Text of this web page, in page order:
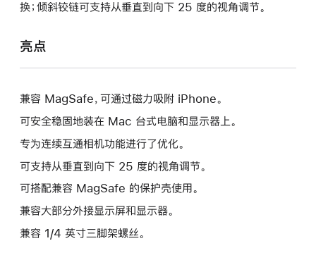
换；倾斜铰链可支持从垂直到向下 25 度的视角调节。
亮点
兼容 MagSafe，可通过磁力吸附 iPhone。
可安全稳固地装在 Mac 台式电脑和显示器上。
专为连续互通相机功能进行了优化。
可支持从垂直到向下 25 度的视角调节。
可搭配兼容 MagSafe 的保护壳使用。
兼容大部分外接显示屏和显示器。
兼容 1/4 英寸三脚架螺丝。